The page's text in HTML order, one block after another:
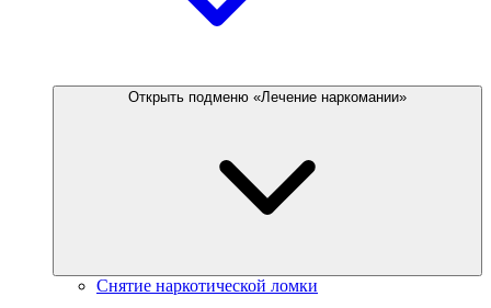
Открыть подменю «Лечение наркомании»
Снятие наркотической ломки